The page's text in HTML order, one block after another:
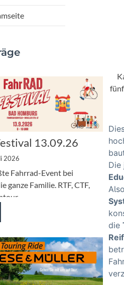
13.09.26
2026
Fahrrad-Event bei
ganze Familie. RTF, CTF,
Die
die